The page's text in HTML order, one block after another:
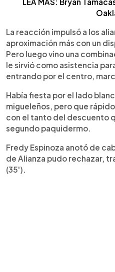
La reacción impulsó a los
aproximación más con un
Pero luego vino una
le sirvió como asistencia
entrando por el centro,
Había fiesta por el lado
migueleños, pero que
con el tanto del descuento
segundo paquidermo.
Fredy Espinoza anotó de
de Alianza pudo rechazar,
(35').